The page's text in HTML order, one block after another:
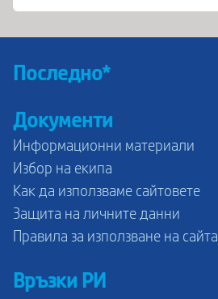
Последно*
Документи
Информационни материали
Избор на екипа
Как да използваме сайтовете
Защита на личните данни
Правила за използване на сайта
Връзки РИ